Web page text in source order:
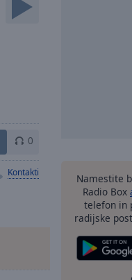
0
Kontakti
Namestite
Radio Box
telefon in
radijske